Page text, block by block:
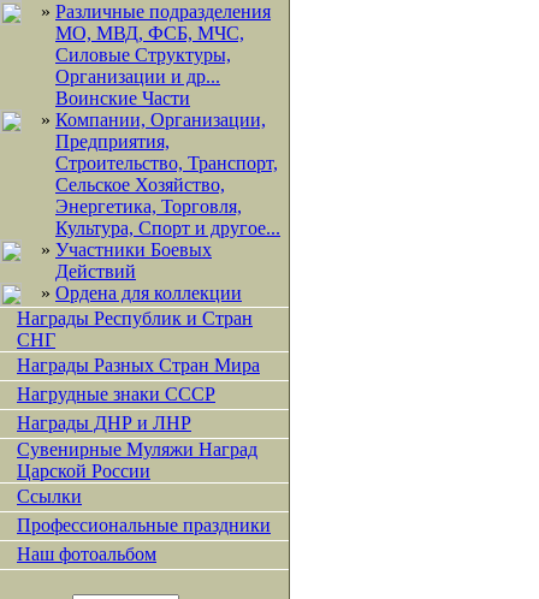
» Различные подразделения
МО, МВД, ФСБ, МЧС,
Силовые Структуры,
Организации и др...
Воинские Части
» Компании, Организации,
Предприятия,
Строительство, Транспорт,
Сельское Хозяйство,
Энергетика, Торговля,
Культура, Спорт и другое...
» Участники Боевых
Действий
» Ордена для коллекции
Награды Республик и Стран
СНГ
Награды Разных Стран Мира
Нагрудные знаки СССР
Награды ДНР и ЛНР
Сувенирные Муляжи Наград
Царской России
Ссылки
Профессиональные праздники
Наш фотоальбом